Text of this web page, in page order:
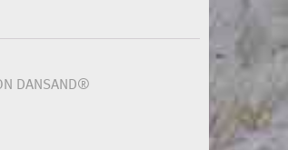
DANSAND®